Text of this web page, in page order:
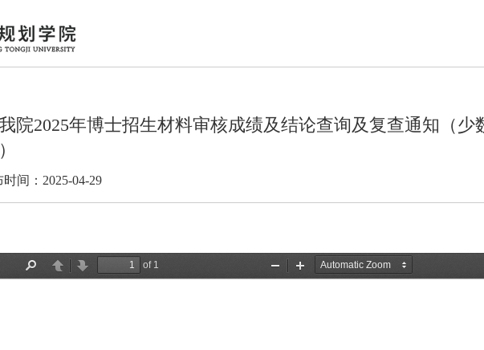
院2025年博士招生材料审核成绩及结论查询及复查通知（少
间：2025-04-29